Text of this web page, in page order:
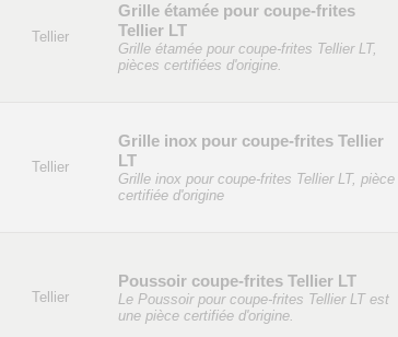
Tellier
Grille étamée pour coupe-frites
Tellier LT
Grille étamée pour coupe-frites Tellier LT,
pièces certifiées d'origine.
Tellier
Grille inox pour coupe-frites Tellier
LT
Grille inox pour coupe-frites Tellier LT, pièce
certifiée d'origine
Tellier
Poussoir coupe-frites Tellier LT
Le Poussoir pour coupe-frites Tellier LT est
une pièce certifiée d'origine.